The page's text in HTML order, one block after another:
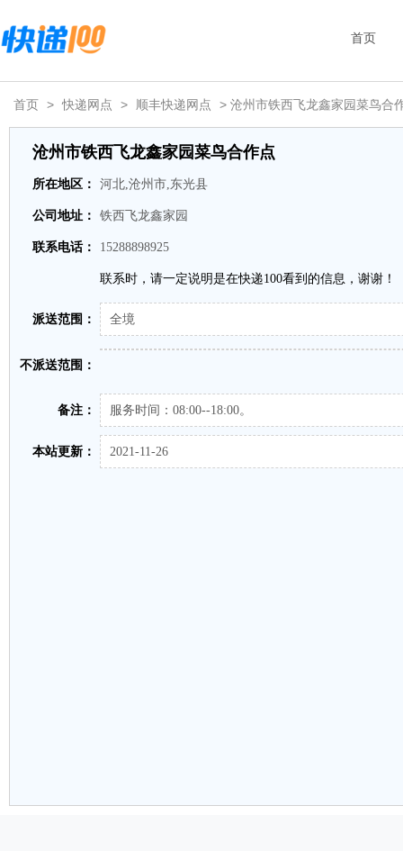
首页
首页 > 快递网点 > 顺丰快递网点 > 沧州市铁西飞龙鑫家园菜鸟合
沧州市铁西飞龙鑫家园菜鸟合作点
所在地区： 河北,沧州市,东光县
公司地址： 铁西飞龙鑫家园
联系电话： 15288898925
联系时，请一定说明是在快递100看到的信息，谢谢！
派送范围： 全境
不派送范围：
备注： 服务时间：08:00--18:00。
本站更新： 2021-11-26